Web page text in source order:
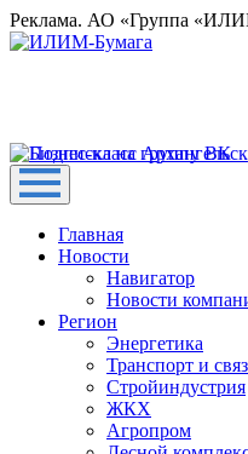
Реклама. АО «Группа
Главная
Новости
Навигатор
Новости
Регион
Энергетика
Транспорт и
Стройиндустрия
ЖКХ
Агропром